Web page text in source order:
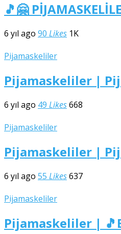
🎵🤗
6 yıl ago 90 Likes 1K
Pijamaskeliler
Pijamaskeliler |
6 yıl ago 49 Likes668
Pijamaskeliler
Pijamaskeliler |
6 yıl ago 55 Likes637
Pijamaskeliler
Pijamaskeliler |